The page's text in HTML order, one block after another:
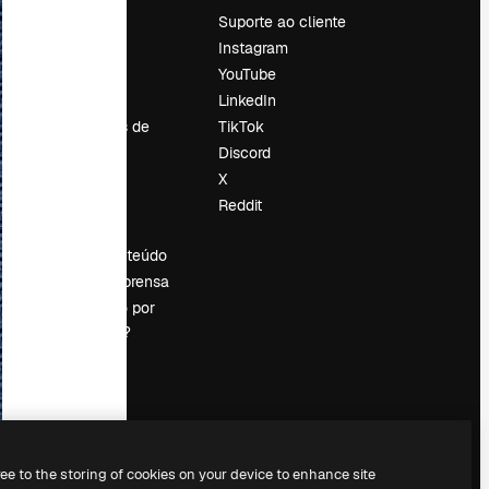
Tendências de
Vender conteúdo
Sala de imprensa
Procurando por
magnific.ai?
Suporte ao cliente
Instagram
YouTube
LinkedIn
TikTok
Discord
X
Reddit
to the storing of cookies on your device to enhance site